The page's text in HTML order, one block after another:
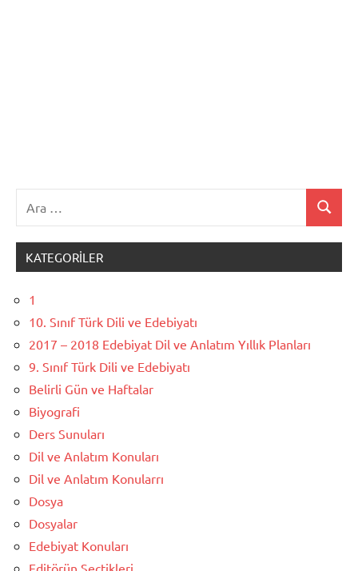
Ara
KATEGORILER
1
10. Sınıf Türk Dili ve Edebiyatı
2017 – 2018 Edebiyat Dil ve Anlatım Yıllık Planları
9. Sınıf Türk Dili ve Edebiyatı
Belirli Gün ve Haftalar
Biyografi
Ders Sunuları
Dil ve Anlatım Konuları
Dil ve Anlatım Konularrı
Dosya
Dosyalar
Edebiyat Konuları
Editörün Seçtikleri